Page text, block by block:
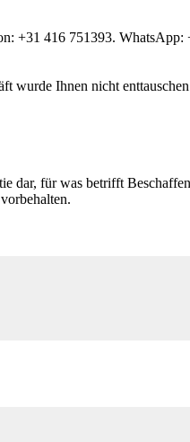
+31 416 751393.
wurde Ihnen nicht
dar, für was betrifft